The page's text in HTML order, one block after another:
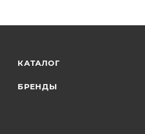
КАТАЛОГ
БРЕНДЫ